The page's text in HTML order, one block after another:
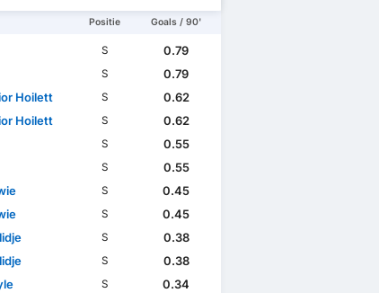
Positie Goals / 90'
S
0.79
S
0.79
Hoilett
S
0.62
Hoilett
S
0.62
S
0.55
S
0.55
S
0.45
S
0.45
S
0.38
S
0.38
S
0.34